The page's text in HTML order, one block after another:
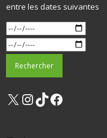
entre les dates suivantes
X Instagram
TikTok